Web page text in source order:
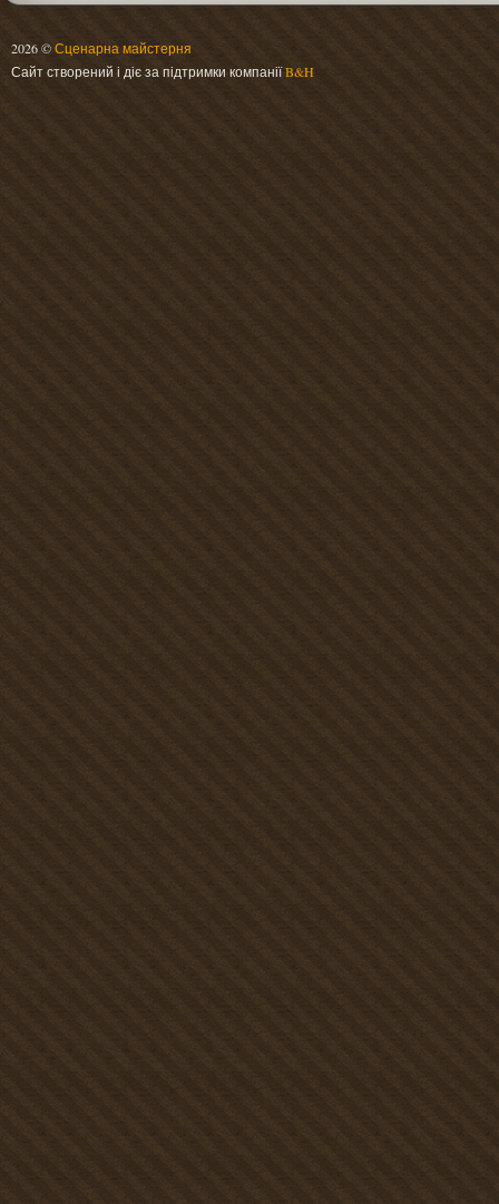
2026 ©Сценарна майстерня
Сайт створений і діє за підтримки компаніїB&H